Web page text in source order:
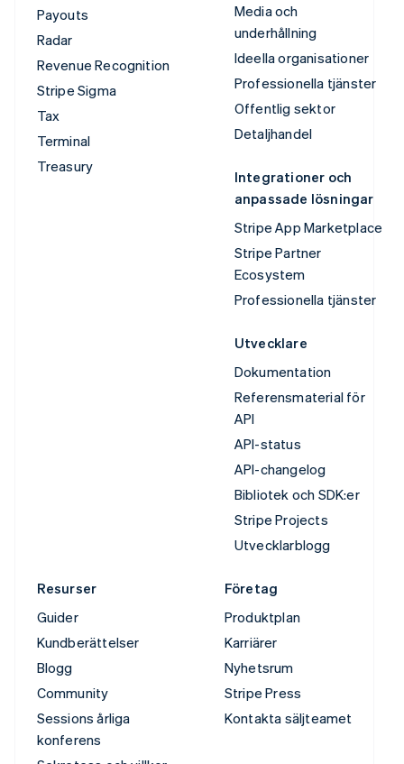
Payouts
Radar
Revenue Recognition
Stripe Sigma
Tax
Terminal
Treasury
Media och
underhållning
Ideella organisationer
Professionella tjänster
Offentlig sektor
Detaljhandel
Integrationer och
anpassade lösningar
Stripe App Marketplace
Stripe Partner
Ecosystem
Professionella tjänster
Utvecklare
Dokumentation
Referensmaterial för
API
API-status
API-changelog
Bibliotek och SDK:er
Stripe Projects
Utvecklarblogg
Resurser
Guider
Kundberättelser
Blogg
Community
Sessions årliga
konferens
Företag
Produktplan
Karriärer
Nyhetsrum
Stripe Press
Kontakta säljteamet